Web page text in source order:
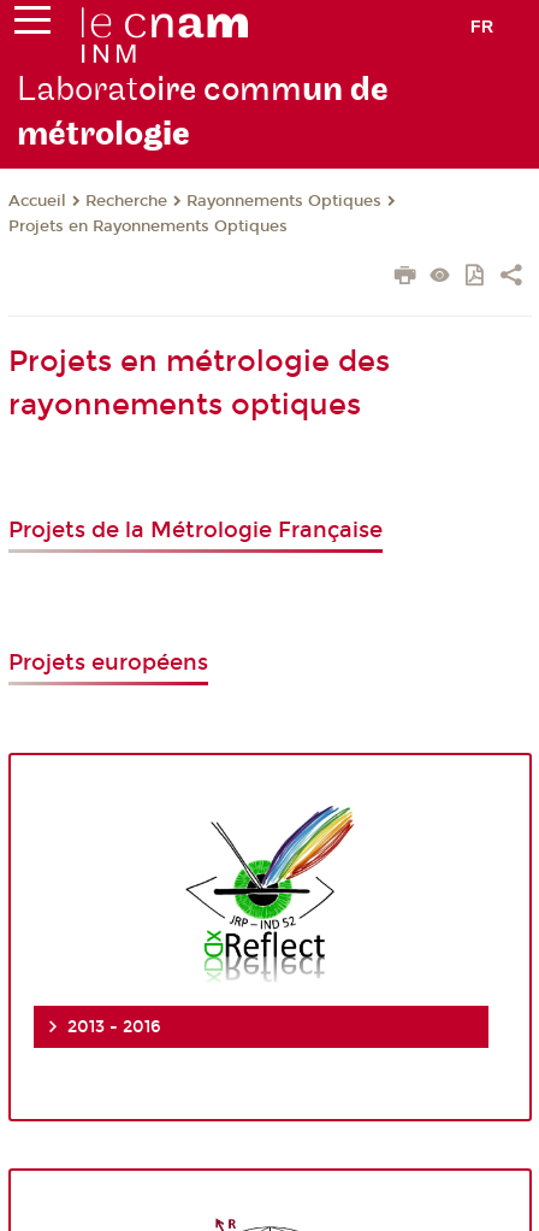
FR
Laboratoire commun de
métrologie
Accueil Recherche
Rayonnements Optiques
Projets en Rayonnements Optiques
Projets en métrologie des
rayonnements optiques
Projets de la Métrologie Française
Projets européens
2013 - 2016